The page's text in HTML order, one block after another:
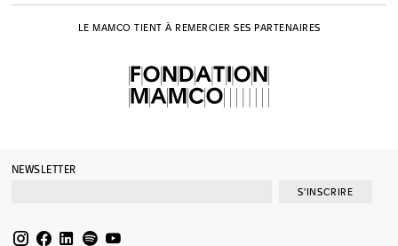
LE MAMCO TIENT À REMERCIER SES PARTENAIRES
NEWSLETTER
S'INSCRIRE